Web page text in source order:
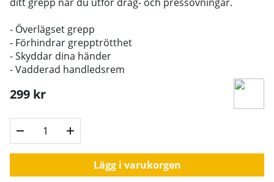
- Överlägset grepp
- Förhindrar grepptrötthet
- Skyddar dina händer
- Vadderad handledsrem
299 kr
Lägg i varukorgen